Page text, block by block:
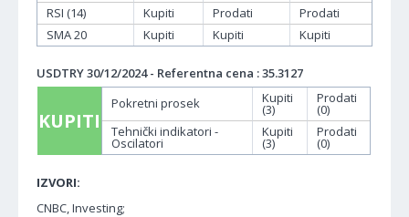
RSI (14)
Kupiti Prodati
Prodati
SMA 20
Kupiti Kupiti Kupiti
USDTRY 30/12/2024 - Referentna cena : 35.3127
KUPITI
Pokretni prosek Kupiti
(3)
Prodati
(0)
Tehnički indikatori -
Oscilatori
Kupiti
(3)
Prodati
(0)
IZVORI:
CNBC, Investing;